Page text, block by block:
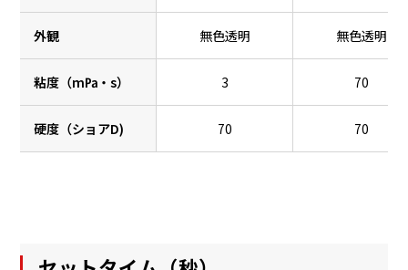
外観 無色透明 無色透明
粘度（m㎩・s） 3 70
硬度（ショアD) 70 70